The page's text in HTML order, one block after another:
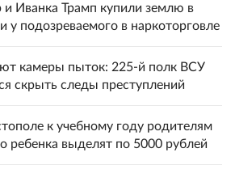
и Иванка Трамп купили землю в
у подозреваемого в наркоторговле
камеры пыток: 225-й полк ВСУ
скрыть следы преступлений
к учебному году родителям
ребенка выделят по 5000 рублей